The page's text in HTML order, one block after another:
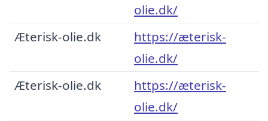
olie.dk/
Æterisk-olie.dk
https://æterisk-
olie.dk/
Æterisk-olie.dk
https://æterisk-
olie.dk/